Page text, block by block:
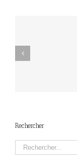
Rechercher